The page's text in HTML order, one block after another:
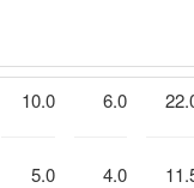
10.0
5.0
6.0
4.0